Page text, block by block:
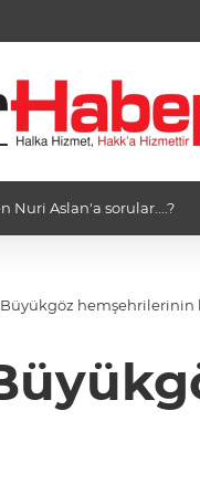
Nuri Aslan'a sorular....?